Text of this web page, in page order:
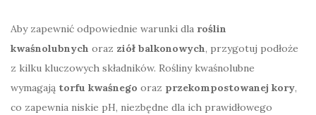
Aby zapewnić odpowiednie warunki dla roślin
kwaśnolubnych oraz ziół balkonowych, przygotuj podłoże
z kilku kluczowych składników. Rośliny kwaśnolubne
wymagają torfu kwaśnego oraz przekompostowanej kory,
co zapewnia niskie pH, niezbędne dla ich prawidłowego